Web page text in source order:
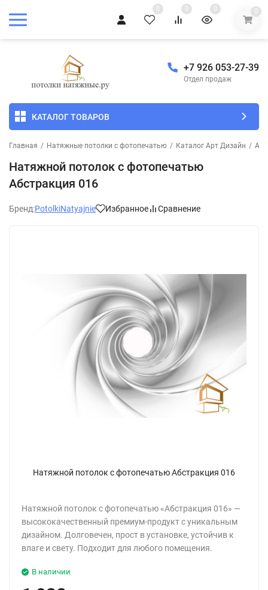
0 0 0 0
+7 926 053-27-39
Отдел продаж
КАТАЛОГ ТОВАРОВ
Главная / Натяжные потолки с фотопечатью / Каталог Арт Дизайн /
Натяжной потолок с фотопечатью
Абстракция 016
Бренд:PotolkiNatyajnie Избранное Сравнение
Натяжной потолок с фотопечатью Абстракция 016
Натяжной потолок с фотопечатью «Абстракция 016» —
высококачественный премиум-продукт с уникальным
дизайном. Долговечен, прост в установке, устойчив к
влаге и свету. Подходит для любого помещения.
В наличии